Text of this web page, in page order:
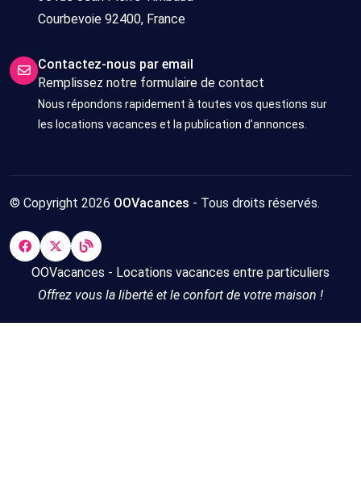
Courbevoie 92400, France
Contactez-nous par email
Remplissez notre formulaire de contact
Nous répondons rapidement à toutes vos questions sur
les locations vacances et la publication d’annonces.
© Copyright 2026 OOVacances - Tous droits réservés.
OOVacances - Locations vacances entre particuliers
Offrez vous la liberté et le confort de votre maison !